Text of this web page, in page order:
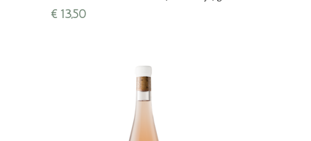
van Carignan en Grenache. Biodynamisch
€ 13,50